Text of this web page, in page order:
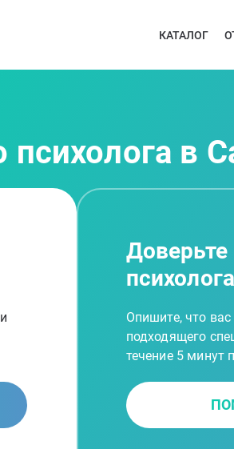
КАТАЛОГ
в
Опишите, что
подходящего
течение 5 минут